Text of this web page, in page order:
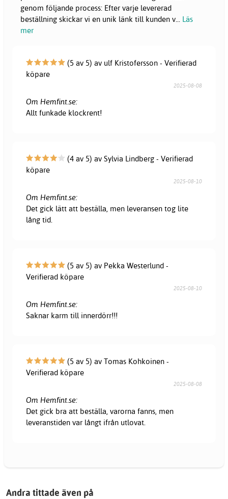
genom följande process: Efter varje levererad
beställning skickar vi en unik länk till kunden v
Läs
mer
(5 av 5) av ulf Kristofersson - Verifierad
köpare
2025-08-08
Om Hemfint.se:
Allt funkade klockrent!
(4 av 5) av Sylvia Lindberg - Verifierad
köpare
2025-08-10
Om Hemfint.se:
Det gick lätt att beställa, men leveransen tog lite
lång tid.
(5 av 5) av Pekka Westerlund -
Verifierad köpare
2025-08-10
Om Hemfint.se:
Saknar karm till innerdörr!!!
(5 av 5) av Tomas Kohkoinen -
Verifierad köpare
2025-08-08
Om Hemfint.se:
Det gick bra att beställa, varorna fanns, men
leveranstiden var långt ifrån utlovat.
Andra tittade även på